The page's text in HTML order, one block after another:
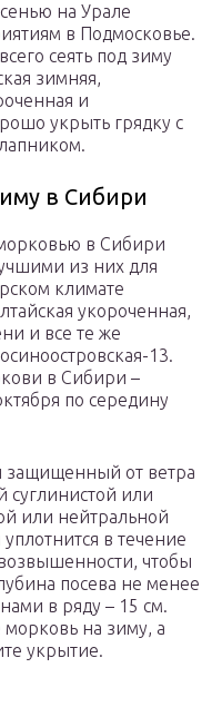
на Урале
в Подмосковье.
сеять под зиму
зимняя,
и
укрыть грядку с
в Сибири
в Сибири
из них для
климате
укороченная,
и все те же
13.
в Сибири –
по середину
защищенный от ветра
суглинистой или
или нейтральной
в течение
чтобы
посева не менее
в ряду – 15 см.
на зиму, а
укрытие.